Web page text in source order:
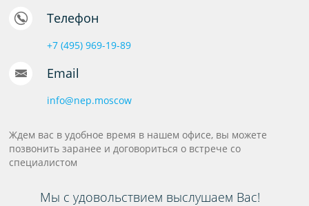
Телефон
+7 (495) 969-19-89
Email
info@nep.moscow
Ждем вас в удобное время в нашем офисе, вы можете
позвонить заранее и договориться о встрече со
специалистом
Мы с удовольствием выслушаем Вас!